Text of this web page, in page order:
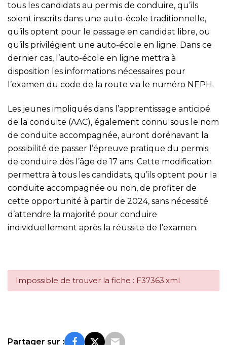
tous les candidats au permis de conduire, qu’ils
soient inscrits dans une auto-école traditionnelle,
qu’ils optent pour le passage en candidat libre, ou
qu’ils privilégient une auto-école en ligne. Dans ce
dernier cas, l’auto-école en ligne mettra à
disposition les informations nécessaires pour
l’examen du code de la route via le numéro NEPH.
Les jeunes impliqués dans l’apprentissage anticipé
de la conduite (AAC), également connu sous le nom
de conduite accompagnée, auront dorénavant la
possibilité de passer l’épreuve pratique du permis
de conduire dès l’âge de 17 ans. Cette modification
permettra à tous les candidats, qu’ils optent pour la
conduite accompagnée ou non, de profiter de
cette opportunité à partir de 2024, sans nécessité
d’attendre la majorité pour conduire
individuellement après la réussite de l’examen.
Impossible de trouver la fiche : F37363.xml
Partager sur :